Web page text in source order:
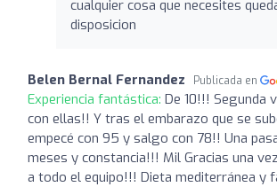
cualquier cosa que necesites
disposicion
Belen Bernal Fernandez Publicada en
Experiencia fantástica: De 10!!! Segunda
con ellas!! Y tras el embarazo que se
empecé con 95 y salgo con 78!! Una
meses y constancia!!! Mil Gracias una
a todo el equipo!!! Dieta mediterránea y